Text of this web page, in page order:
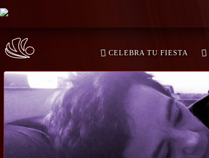
LOADING…
CELEBRA TU FIESTA